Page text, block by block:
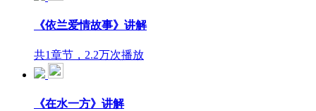
《依兰爱情故事》讲解
共1章节，2.2万次播放
《在水一方》讲解